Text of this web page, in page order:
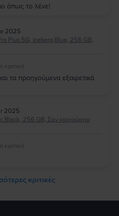
όπως το λένε!
2025
Plus 5G, Iceberg Blue, 256 GB,
κριτική
τα προηγούμενα εξαιρετικά
2025
Black, 256 GB, Σαν καινούργιο
κριτική
κριτικές